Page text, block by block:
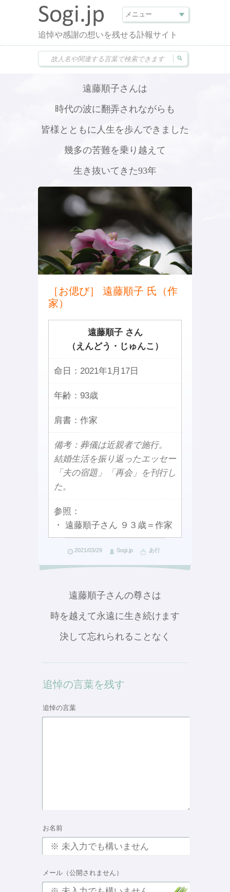
追悼や感謝の想いを残せる訃報サイト
遠藤順子さんは
時代の波に翻弄されながらも
皆様とともに人生を歩んできました
幾多の苦難を乗り越えて
生き抜いてきた93年
［お偲び］ 遠藤順子 氏（作
家）
遠藤順子 さん
（えんどう・じゅんこ）
命日： 2021年1月17日
年齢： 93歳
肩書： 作家
備考：葬儀は近親者で施行。
結婚生活を振り返ったエッセー
「夫の宿題」「再会」を刊行し
た。
参照：
・ 遠藤順子さん ９３歳＝作家
2021/03/29 Sogi.jp あ行
遠藤順子さんの尊さは
時を越えて永遠に生き続けます
決して忘れられることなく
追悼の言葉を残す
追悼の言葉
お名前
メール（公開されません）